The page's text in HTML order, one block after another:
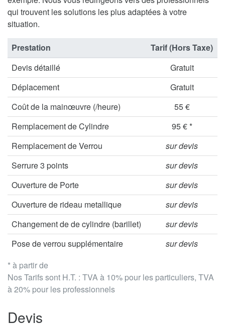
qui trouvent les solutions les plus adaptées à votre
situation.
* à partir de
Nos Tarifs sont H.T. : TVA à 10% pour les particuliers, TVA
à 20% pour les professionnels
Prestation
Tarif (Hors Taxe)
Devis détaillé
Gratuit
Déplacement
Gratuit
Coût de la mainœuvre (/heure)
55 €
Remplacement de Cylindre
95 € *
Remplacement de Verrou
sur devis
Serrure 3 points
sur devis
Ouverture de Porte
sur devis
Ouverture de rideau metallique
sur devis
Changement de de cylindre (barillet)
sur devis
Pose de verrou supplémentaire
sur devis
Devis